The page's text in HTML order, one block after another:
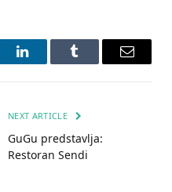
LinkedInTumblr Email
NEXT ARTICLE
GuGu predstavlja:
Restoran Sendi